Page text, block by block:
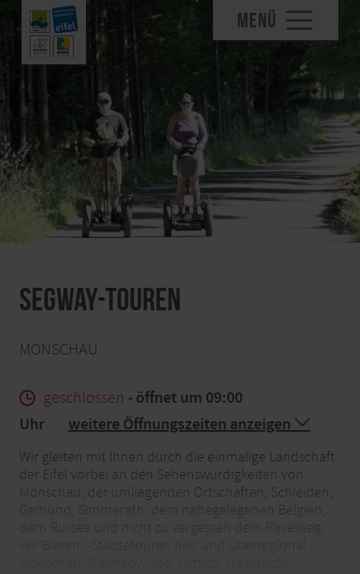
MENÜ
Segway-Touren
MONSCHAU
geschlossen - öffnet um 09:00
Uhr
weitere Öffnungszeiten anzeigen
Wir gleiten mit Ihnen durch die einmalige Landschaft
der Eifel vorbei an den Sehenswürdigkeiten von
Monschau, der umliegenden Ortschaften, Schleiden,
Gemünd, Simmerath, dem nahegelegenen Belgien,